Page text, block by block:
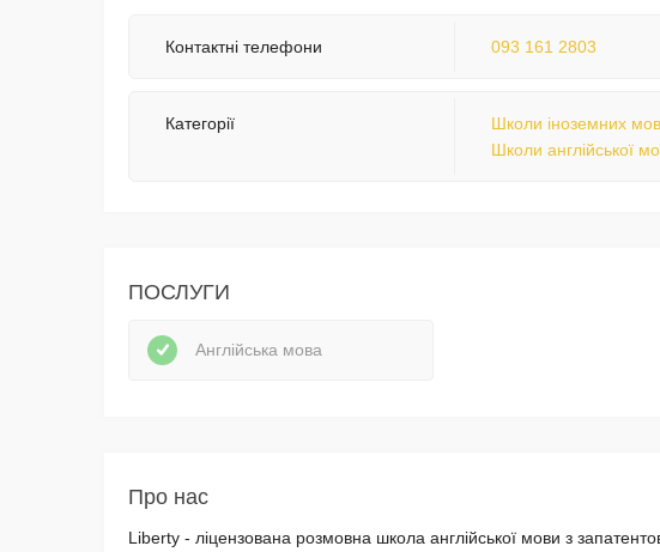
Контактні телефони 093 161 2803
Категорії
Школи іноземних мов
Школи англійської
ПОСЛУГИ
Англійська мова
Про нас
Liberty - ліцензована розмовна школа англійської мови з